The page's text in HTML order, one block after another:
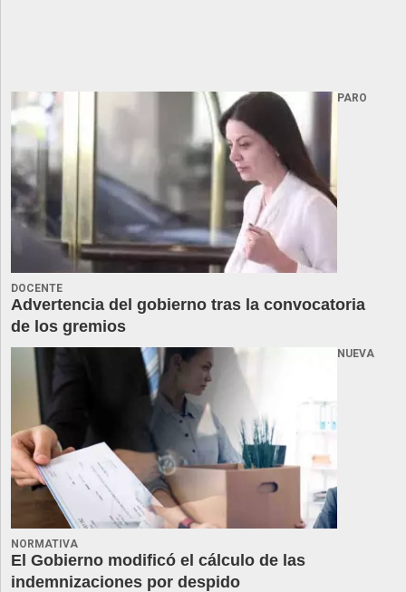
PARO
DOCENTE
Advertencia del gobierno tras la convocatoria
de los gremios
NUEVA
NORMATIVA
El Gobierno modificó el cálculo de las
indemnizaciones por despido